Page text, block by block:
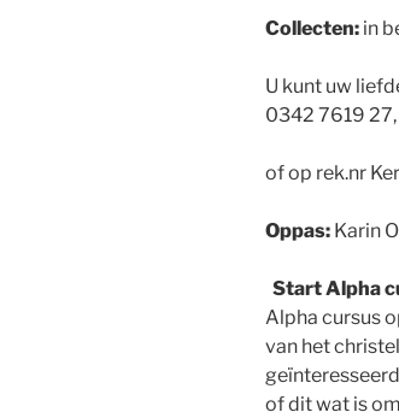
Collecten: in
U kunt uw
0342 7619 27,
of op rek.nr
Oppas: Karin
Start Alpha
Alpha cursus
van het
of dit wat is